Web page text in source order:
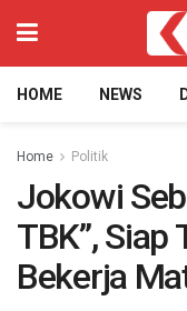
HOME NEWS
Home Politik
Jokowi
TBK”,
Bekerja